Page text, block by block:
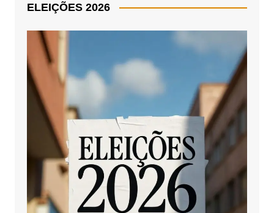
ELEIÇÕES 2026